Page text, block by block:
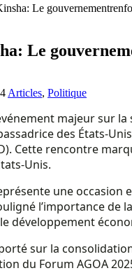
Le
Le
Articles, Politique
majeur sur
des États-
Cette rencontre
Unis.
une
l’importance
développement
sur la
du Forum AGOA